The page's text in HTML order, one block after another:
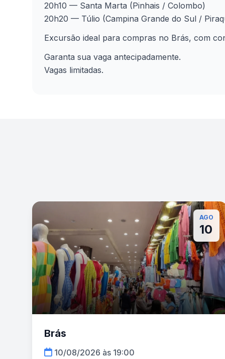
20h10 — Santa Marta (Pinhais / Colombo)
20h20 — Túlio (Campina Grande do Sul /
Excursão ideal para compras no Brás, com
Garanta sua vaga antecipadamente.
Vagas limitadas.
AGO
10
Brás
10/08/2026 às 19:00